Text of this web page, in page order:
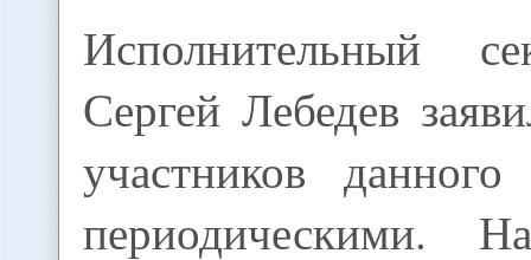
Исполнительный
Сергей Лебедев
участников
периодическими.